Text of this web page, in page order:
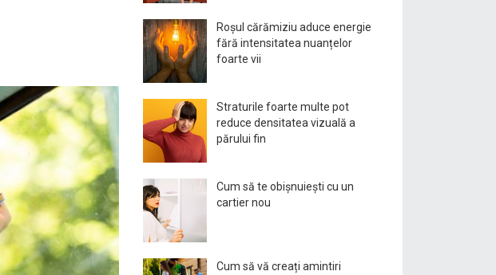
Roșul cărămiziu aduce energie
fără intensitatea nuanțelor
foarte vii
Straturile foarte multe pot
reduce densitatea vizuală a
părului fin
Cum să te obișnuiești cu un
cartier nou
Cum să vă creați amintiri